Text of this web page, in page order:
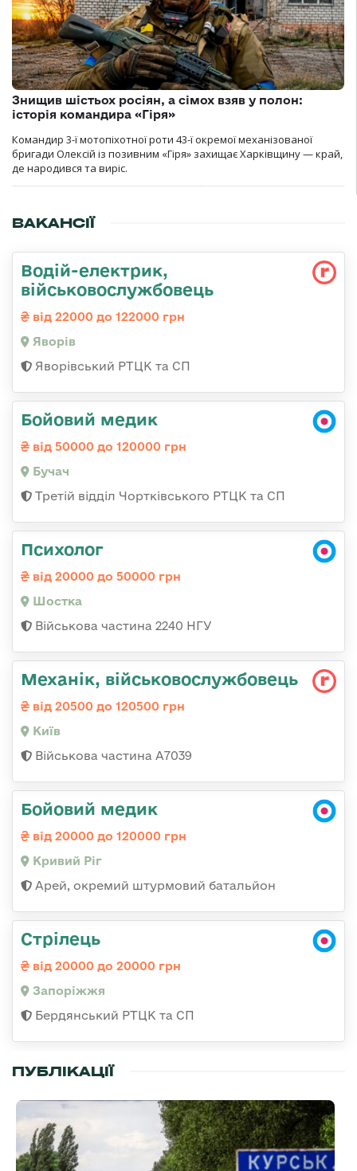
Знищив шістьох росіян, а сімох взяв у полон:
історія командира «Гіря»
Командир 3-ї мотопіхотної роти 43-ї окремої механізованої
бригади Олексій із позивним «Гіря» захищає Харківщину — край,
де народився та виріс.
ВАКАНСІЇ
Водій-електрик,
військовослужбовець
від 22000 до 122000 грн
Яворів
Яворівський РТЦК та СП
Бойовий медик
від 50000 до 120000 грн
Бучач
Третій відділ Чортківського РТЦК та СП
Психолог
від 20000 до 50000 грн
Шостка
Військова частина 2240 НГУ
Механік, військовослужбовець
від 20500 до 120500 грн
Київ
Військова частина А7039
Бойовий медик
від 20000 до 120000 грн
Кривий Ріг
Арей, окремий штурмовий батальйон
Стрілець
від 20000 до 20000 грн
Запоріжжя
Бердянський РТЦК та СП
ПУБЛІКАЦІЇ